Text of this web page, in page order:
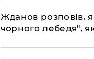
Жданов розповів,
чорного лебедя",